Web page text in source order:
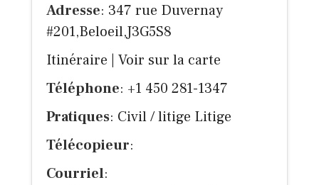
Adresse: 347 rue Duvernay
#201,Beloeil,J3G5S8
Itinéraire
Voir sur la carte
Téléphone: +1 450 281-1347
Pratiques: Civil / litige Litige
Télécopieur:
Courriel: